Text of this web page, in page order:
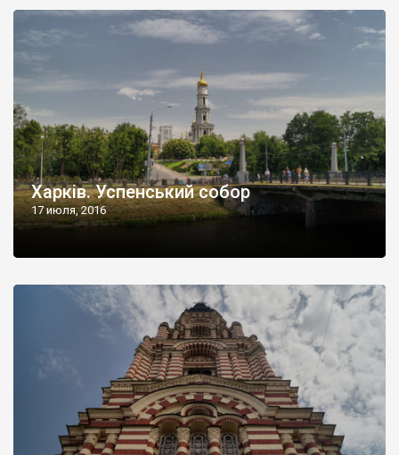
Харків. Успенський собор
17 июля, 2016